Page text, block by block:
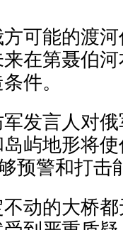
可能的渡
在第聂伯
件。
发言人对
屿地形将
预警和打击
动的大桥